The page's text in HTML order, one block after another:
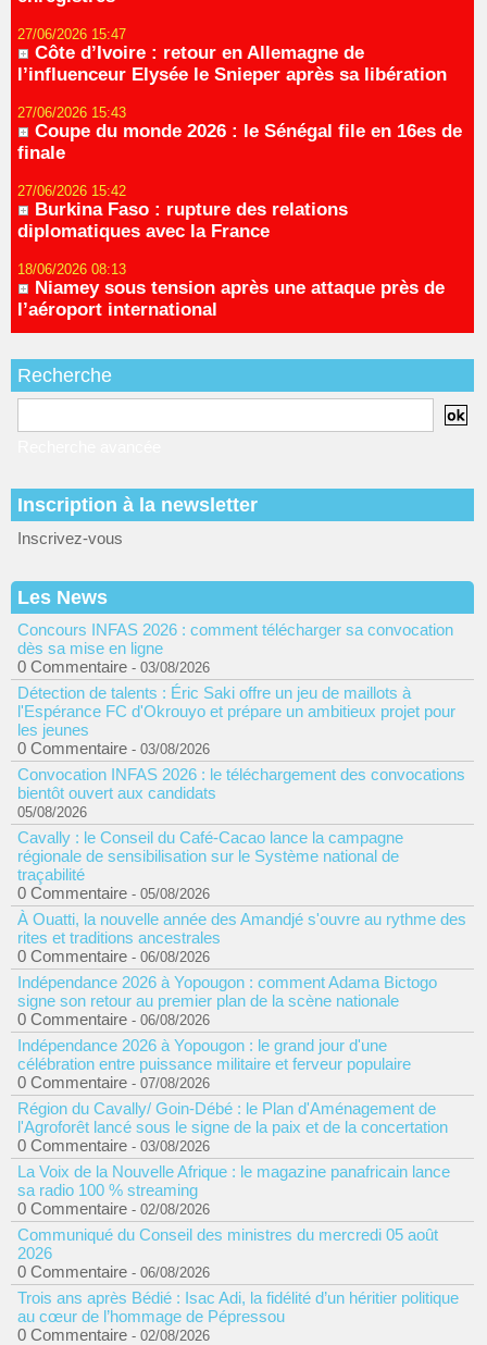
27/06/2026 15:47
Côte d’Ivoire : retour en Allemagne de
l’influenceur Elysée le Snieper après sa libération
27/06/2026 15:43
Coupe du monde 2026 : le Sénégal file en 16es de
finale
27/06/2026 15:42
Burkina Faso : rupture des relations
diplomatiques avec la France
18/06/2026 08:13
Niamey sous tension après une attaque près de
l’aéroport international
Recherche
Inscription à la newsletter
Inscrivez-vous
Les News
Concours INFAS 2026 : comment télécharger sa convocation
dès sa mise en ligne
0 Commentaire - 03/08/2026
Détection de talents : Éric Saki offre un jeu de maillots à
l'Espérance FC d'Okrouyo et prépare un ambitieux projet pour
les jeunes
0 Commentaire - 03/08/2026
Convocation INFAS 2026 : le téléchargement des convocations
bientôt ouvert aux candidats
05/08/2026
Cavally : le Conseil du Café-Cacao lance la campagne
régionale de sensibilisation sur le Système national de
traçabilité
0 Commentaire - 05/08/2026
À Ouatti, la nouvelle année des Amandjé s'ouvre au rythme des
rites et traditions ancestrales
0 Commentaire - 06/08/2026
Indépendance 2026 à Yopougon : comment Adama Bictogo
signe son retour au premier plan de la scène nationale
0 Commentaire - 06/08/2026
Indépendance 2026 à Yopougon : le grand jour d'une
célébration entre puissance militaire et ferveur populaire
0 Commentaire - 07/08/2026
Région du Cavally/ Goin-Débé : le Plan d'Aménagement de
l'Agroforêt lancé sous le signe de la paix et de la concertation
0 Commentaire - 03/08/2026
La Voix de la Nouvelle Afrique : le magazine panafricain lance
sa radio 100 % streaming
0 Commentaire - 02/08/2026
Communiqué du Conseil des ministres du mercredi 05 août
2026
0 Commentaire - 06/08/2026
Trois ans après Bédié : Isac Adi, la fidélité d’un héritier politique
au cœur de l’hommage de Pépressou
0 Commentaire - 02/08/2026